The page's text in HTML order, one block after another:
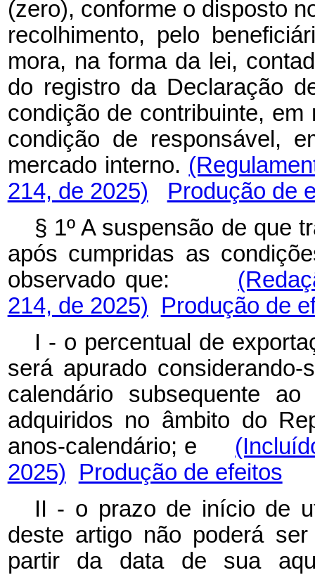
(zero), conforme o disposto
recolhimento, pelo
mora, na forma da lei,
do registro da Declaração
condição de contribuinte,
condição de responsável,
mercado interno.
214, de 2025)
Produção de
§ 1º A suspensão de que
após cumpridas as
observado que:
214, de 2025)
Produção de
I - o percentual de
será apurado
calendário subsequente
adquiridos no âmbito do
anos-calendário; e
2025)
Produção de efeitos
II - o prazo de início de
deste artigo não poderá
partir da data de